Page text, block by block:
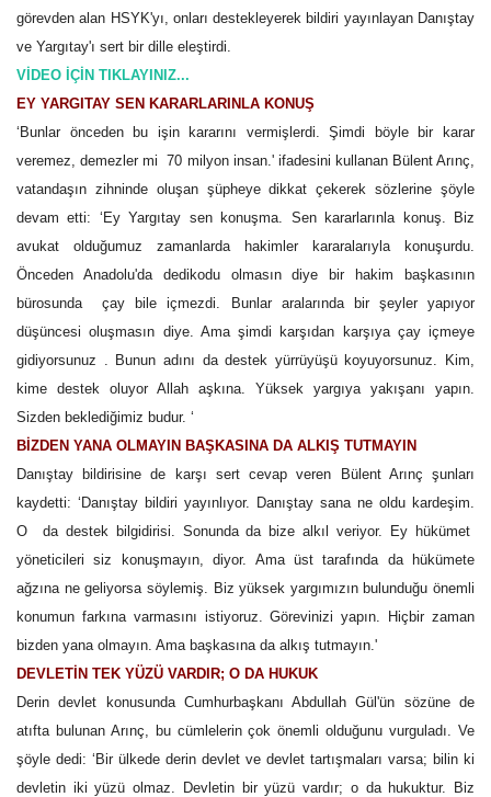
Gündem
Tekno Bilim
Ekonomi
Siyaset
Galeriler
Yaşam
Künye
Sağlık
İletişim
görevden alan HSYK'yı, onları destekleyerek bildiri yayınlayan Danıştay
ve Yargıtay'ı sert bir dille eleştirdi.
VİDEO İÇİN TIKLAYINIZ...
EY YARGITAY SEN KARARLARINLA KONUŞ
‘Bunlar önceden bu işin kararını vermişlerdi. Şimdi böyle bir karar
veremez, demezler mi 70 milyon insan.' ifadesini kullanan Bülent Arınç,
vatandaşın zihninde oluşan şüpheye dikkat çekerek sözlerine şöyle
devam etti: ‘Ey Yargıtay sen konuşma. Sen kararlarınla konuş. Biz
avukat olduğumuz zamanlarda hakimler kararalarıyla konuşurdu.
Önceden Anadolu'da dedikodu olmasın diye bir hakim başkasının
bürosunda çay bile içmezdi. Bunlar aralarında bir şeyler yapıyor
düşüncesi oluşmasın diye. Ama şimdi karşıdan karşıya çay içmeye
gidiyorsunuz . Bunun adını da destek yürrüyüşü koyuyorsunuz. Kim,
kime destek oluyor Allah aşkına. Yüksek yargıya yakışanı yapın.
Sizden beklediğimiz budur. ‘
BİZDEN YANA OLMAYIN BAŞKASINA DA ALKIŞ TUTMAYIN
Danıştay bildirisine de karşı sert cevap veren Bülent Arınç şunları
kaydetti: ‘Danıştay bildiri yayınlıyor. Danıştay sana ne oldu kardeşim.
O da destek bilgidirisi. Sonunda da bize alkıl veriyor. Ey hükümet
yöneticileri siz konuşmayın, diyor. Ama üst tarafında da hükümete
ağzına ne geliyorsa söylemiş. Biz yüksek yargımızın bulunduğu önemli
konumun farkına varmasını istiyoruz. Görevinizi yapın. Hiçbir zaman
bizden yana olmayın. Ama başkasına da alkış tutmayın.'
DEVLETİN TEK YÜZÜ VARDIR; O DA HUKUK
Derin devlet konusunda Cumhurbaşkanı Abdullah Gül'ün sözüne de
atıfta bulunan Arınç, bu cümlelerin çok önemli olduğunu vurguladı. Ve
şöyle dedi: ‘Bir ülkede derin devlet ve devlet tartışmaları varsa; bilin ki
devletin iki yüzü olmaz. Devletin bir yüzü vardır; o da hukuktur. Biz